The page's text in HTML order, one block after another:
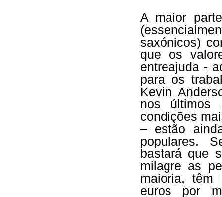
A maior
saxónicos)
que os
entreajuda -
para os
Kevin
nos últimos
condições
– estão
populares.
bastará que
milagre as
maioria, têm
euros por